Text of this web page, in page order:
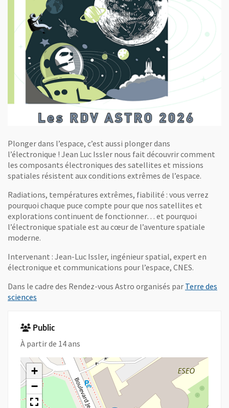
Plonger dans l’espace, c’est aussi plonger dans
l’électronique ! Jean Luc Issler nous fait découvrir comment
les composants électroniques des satellites et missions
spatiales résistent aux conditions extrêmes de l’espace.
Radiations, températures extrêmes, fiabilité : vous verrez
pourquoi chaque puce compte pour que nos satellites et
explorations continuent de fonctionner… et pourquoi
l’électronique spatiale est au cœur de l’aventure spatiale
moderne.
Intervenant : Jean-Luc Issler, ingénieur spatial, expert en
électronique et communications pour l’espace, CNES.
Dans le cadre des Rendez-vous Astro organisés par Terre des
sciences
Public
À partir de 14 ans
+
−